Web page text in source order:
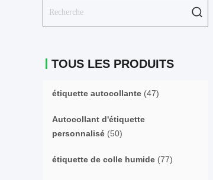
TOUS LES PRODUITS
étiquette autocollante (47)
Autocollant d'étiquette
personnalisé (50)
étiquette de colle humide (77)